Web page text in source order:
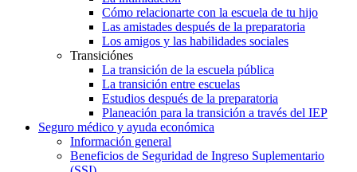
Cómo relacionarte con la escuela de tu hijo
Las amistades después de la preparatoria
Los amigos y las habilidades sociales
Transiciónes
La transición de la escuela pública
La transición entre escuelas
Estudios después de la preparatoria
Planeación para la transición a través del IEP
Seguro médico y ayuda económica
Información general
Beneficios de Seguridad de Ingreso Suplementario